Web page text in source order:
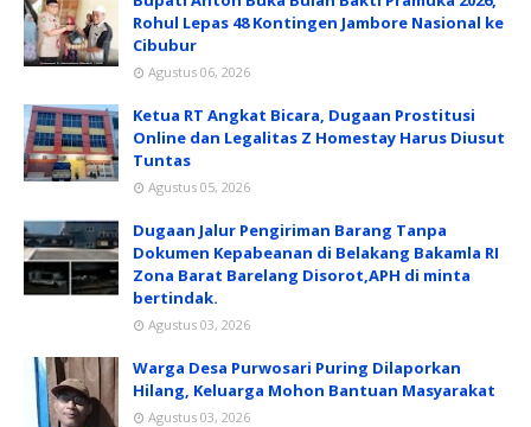
Rohul Lepas 48 Kontingen Jambore Nasional ke
Cibubur
Agustus 06, 2026
Ketua RT Angkat Bicara, Dugaan Prostitusi
Online dan Legalitas Z Homestay Harus Diusut
Tuntas
Agustus 05, 2026
Dugaan Jalur Pengiriman Barang Tanpa
Dokumen Kepabeanan di Belakang Bakamla RI
Zona Barat Barelang Disorot,APH di minta
bertindak.
Agustus 03, 2026
Warga Desa Purwosari Puring Dilaporkan
Hilang, Keluarga Mohon Bantuan Masyarakat
Agustus 03, 2026